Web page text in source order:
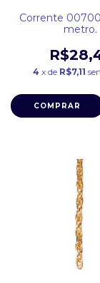
Corrente
metro.
4 x de R$7,11
COMPRAR